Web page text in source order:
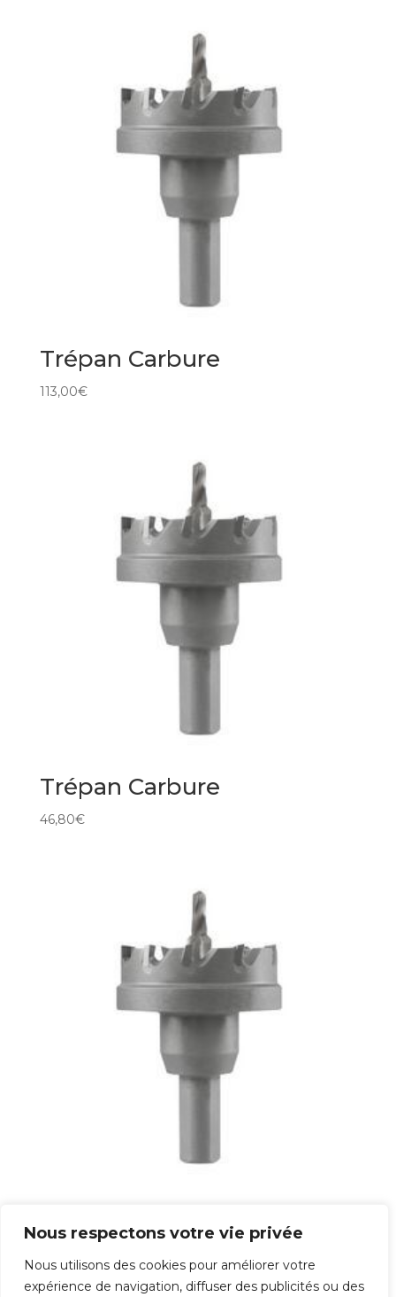
Nous respectons votre vie privée
Nous utilisons des cookies pour améliorer votre
expérience de navigation, diffuser des publicités ou des
Trépan Carbure
113,00€
Trépan Carbure
46,80€